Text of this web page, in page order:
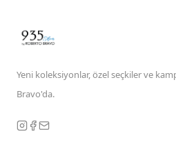
Yeni koleksiyonlar, özel seçkiler ve
Bravo'da.